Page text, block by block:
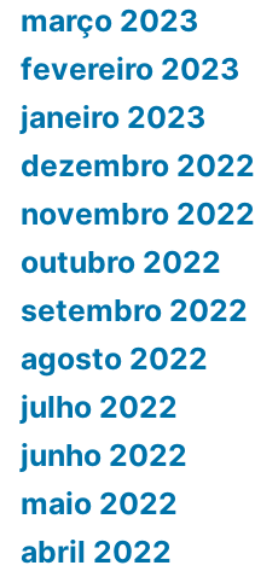
março 2023
fevereiro 2023
janeiro 2023
dezembro 2022
novembro 2022
outubro 2022
setembro 2022
agosto 2022
julho 2022
junho 2022
maio 2022
abril 2022